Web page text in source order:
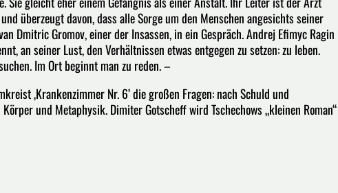
überzeugt davon, dass alle Sorge um den Menschen angesichts seiner
Dmitric Gromov, einer der Insassen, in ein Gespräch. Andrej Efimyc Ragin
an seiner Lust, den Verhältnissen etwas entgegen zu setzen: zu leben.
Im Ort beginnt man zu reden. –
‚Krankenzimmer Nr. 6’ die großen Fragen: nach Schuld und
und Metaphysik. Dimiter Gotscheff wird Tschechows „kleinen Roman“